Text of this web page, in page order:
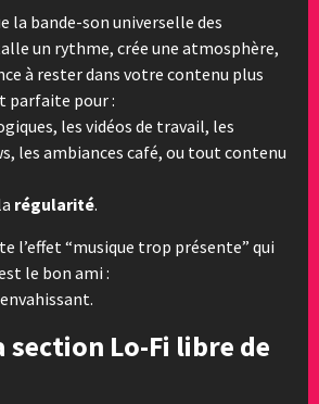
la bande-son universelle des
un rythme, crée une atmosphère,
à rester dans votre contenu plus
parfaite pour :
les vidéos de travail, les
les ambiances café, ou tout contenu
régularité.
l’effet “musique trop présente” qui
le bon ami :
section Lo-Fi libre de